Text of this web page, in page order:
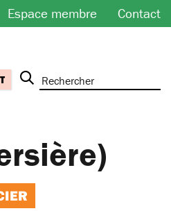
Espace membre Contact